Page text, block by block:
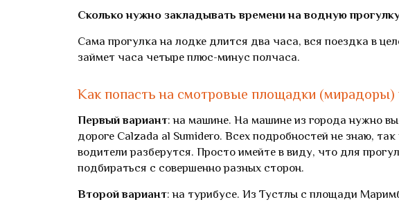
Сколько нужно закладывать времени на водную
Сама прогулка на лодке длится два часа, вся поездка в
займет часа четыре плюс-минус полчаса.
Как попасть на смотровые площадки (мирадоры)
Первый вариант: на машине. На машине из города нужно
дороге Calzada al Sumidero. Всех подробностей не знаю,
водители разберутся. Просто имейте в виду, что для
подбираться с совершенно разных сторон.
Второй вариант: на турибусе. Из Тустлы с площади